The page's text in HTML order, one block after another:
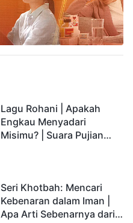
Lagu Rohani | Apakah
Engkau Menyadari
Misimu? | Suara Pujian
Seri Khotbah: Mencari
Kebenaran dalam Iman |
Apa Arti Sebenarnya dari